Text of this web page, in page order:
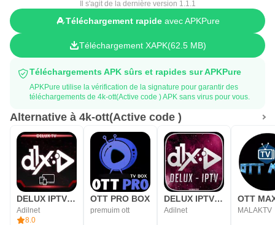
Il s'agit de la dernière version 1.1.1
Téléchargement rapideavec APKPure
Téléchargement XAPK 62.5 MB
Téléchargements APK sûrs et rapides sur APKPure
APKPure utilise la vérification de la signature pour garantir des
téléchargements de 4k-ott(Active code ) APK sans virus pour vous.
Alternative à 4k-ott(Active code )
DELUX IPTV PLAYER
Adilnet
8.0
OTT PRO BOX
premuim ott
DELUX IPTV PRO V2
Adilnet
OTT
MALAKTV